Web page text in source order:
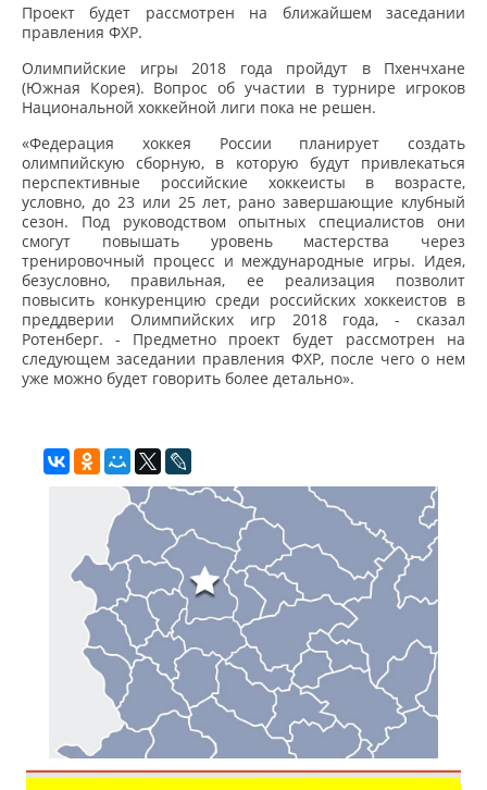
Проект будет рассмотрен на ближайшем заседании
правления ФХР.
Олимпийские игры 2018 года пройдут в Пхенчхане
(Южная Корея). Вопрос об участии в турнире игроков
Национальной хоккейной лиги пока не решен.
«Федерация хоккея России планирует создать
олимпийскую сборную, в которую будут привлекаться
перспективные российские хоккеисты в возрасте,
условно, до 23 или 25 лет, рано завершающие клубный
сезон. Под руководством опытных специалистов они
смогут повышать уровень мастерства через
тренировочный процесс и международные игры. Идея,
безусловно, правильная, ее реализация позволит
повысить конкуренцию среди российских хоккеистов в
преддверии Олимпийских игр 2018 года, - сказал
Ротенберг. - Предметно проект будет рассмотрен на
следующем заседании правления ФХР, после чего о нем
уже можно будет говорить более детально».